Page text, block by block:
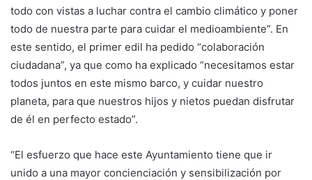
todo con vistas a luchar contra el cambio climático y poner
todo de nuestra parte para cuidar el medioambiente”. En
este sentido, el primer edil ha pedido “colaboración
ciudadana”, ya que como ha explicado “necesitamos estar
todos juntos en este mismo barco, y cuidar nuestro
planeta, para que nuestros hijos y nietos puedan disfrutar
de él en perfecto estado”.
“El esfuerzo que hace este Ayuntamiento tiene que ir
unido a una mayor concienciación y sensibilización por